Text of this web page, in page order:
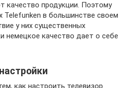
качество продукции. Поэтому
Telefunken в большинстве своем
у них существенных
немецкое качество дает о себе
как настроить телевизор